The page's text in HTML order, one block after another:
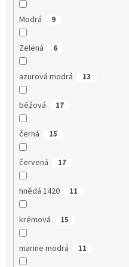
Modrá 9
Zelená 6
azurová modrá 13
béžová 17
černá 15
červená 17
hnědá 1420 11
krémová 15
marine modrá 11